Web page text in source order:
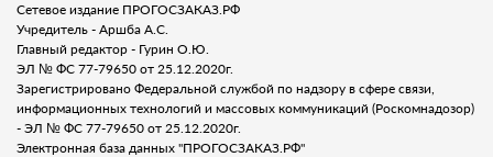
Сетевое издание ПРОГОСЗАКАЗ.РФ
Учредитель - Аршба А.С.
Главный редактор - Гурин О.Ю.
ЭЛ № ФС 77-79650 от 25.12.2020г.
Зарегистрировано Федеральной службой по надзору в сфере связи,
информационных технологий и массовых коммуникаций (Роскомнадозор)
- ЭЛ № ФС 77-79650 от 25.12.2020г.
Электронная база данных "ПРОГОСЗАКАЗ.РФ"